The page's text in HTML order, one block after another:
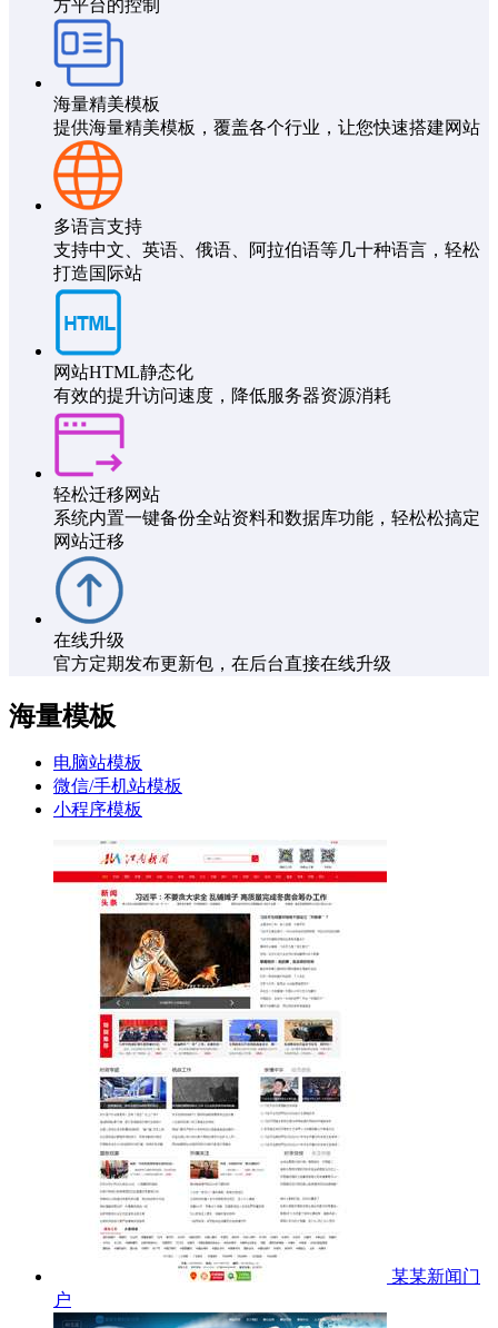
方平台的控制
海量精美模板
提供海量精美模板，覆盖各个行业，让您快速搭建网站
多语言支持
支持中文、英语、俄语、阿拉伯语等几十种语言，轻松
打造国际站
网站HTML静态化
有效的提升访问速度，降低服务器资源消耗
轻松迁移网站
系统内置一键备份全站资料和数据库功能，轻松松搞定
网站迁移
在线升级
官方定期发布更新包，在后台直接在线升级
海量模板
电脑站模板
微信/手机站模板
小程序模板
某某新闻门
户